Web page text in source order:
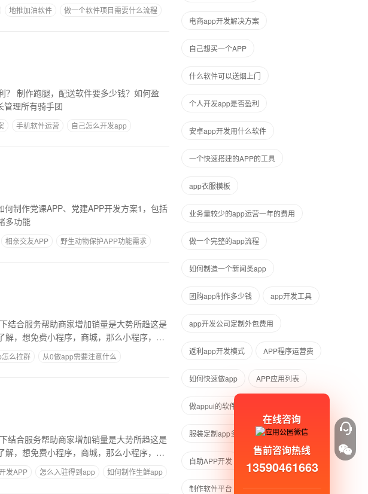
地推加油软件
做一个软件项目需要什么流程
管理所有骑手团
手机软件运营
自己怎么开发app
多功能
相亲交友APP
野生动物保护APP功能需求
结合服务帮助商家增加销量是大势所趋这是
，想免费小程序，商城，那么小程序，微
么拉群
从0做app需要注意什么
结合服务帮助商家增加销量是大势所趋这是
，想免费小程序，商城，那么小程序，微
发APP 怎么入驻得到app 如何制作生鲜app
电商app开发解决方案
自己想买一个APP
什么软件可以送烟上门
个人开发app是否盈利
安卓app开发用什么软件
一个快速搭建的APP的工具
app衣服模板
业务量较少的app运营一年的费用
做一个完整的app流程
如何制造一个新闻类app
团购app制作多少钱 app开发工具
app开发公司定制外包费用
返利app开发模式 APP程序运营费
如何快速做app APP应用列表
做appui的软件
服装定制app多少钱 软件商城模板
自助APP开发
制作软件平台
在线咨询
售前咨询热线
13590461663